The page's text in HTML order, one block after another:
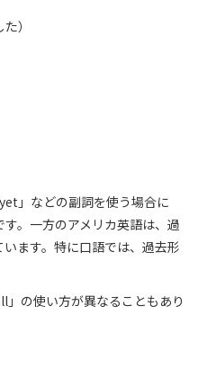
）
」などの副詞を使う場合に
。一方のアメリカ英語は、過
ます。特に口語では、過去形
の使い方が異なることもあり